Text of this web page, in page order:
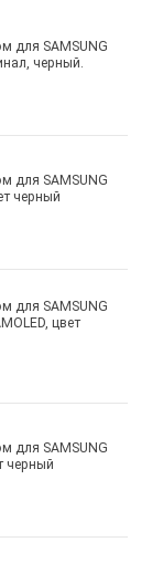
для SAMSUNG
черный.
для SAMSUNG
черный
для SAMSUNG
цвет
для SAMSUNG
черный